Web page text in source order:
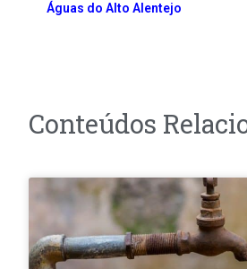
Águas do Alto Alentejo
Conteúdos